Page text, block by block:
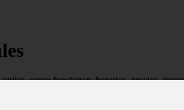
como funcionan, horarios, precios,
artículos